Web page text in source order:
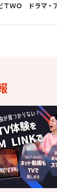
ＴＷＯ ドラマ・